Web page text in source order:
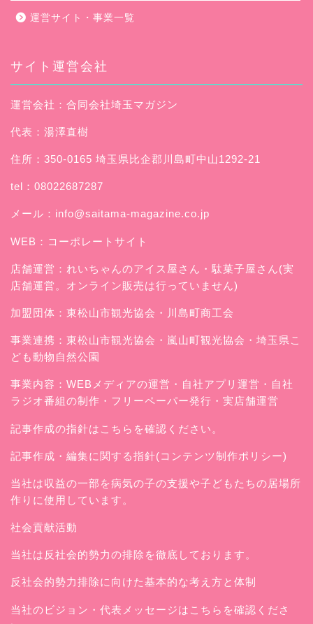
運営サイト・事業一覧
サイト運営会社
運営会社：合同会社埼玉マガジン
代表：湯澤直樹
住所：350-0165 埼玉県比企郡川島町中山1292-21
tel：08022687287
メール： info@saitama-magazine.co.jp
WEB： コーポレートサイト
店舗運営： れいちゃんのアイス屋さん ・駄菓子屋さん(実
店舗運営。オンライン販売は行っていません)
加盟団体：東松山市観光協会・川島町商工会
事業連携：東松山市観光協会・嵐山町観光協会・埼玉県こ
ども動物自然公園
事業内容：WEBメディアの運営・自社アプリ運営・自社
ラジオ番組の制作・フリーペーパー発行・実店舗運営
記事作成の指針はこちらを確認ください。
記事作成・編集に関する指針(コンテンツ制作ポリシー)
当社は収益の一部を病気の子の支援や子どもたちの居場所
作りに使用しています。
社会貢献活動
当社は反社会的勢力の排除を徹底しております。
反社会的勢力排除に向けた基本的な考え方と体制
当社のビジョン・代表メッセージはこちらを確認くださ